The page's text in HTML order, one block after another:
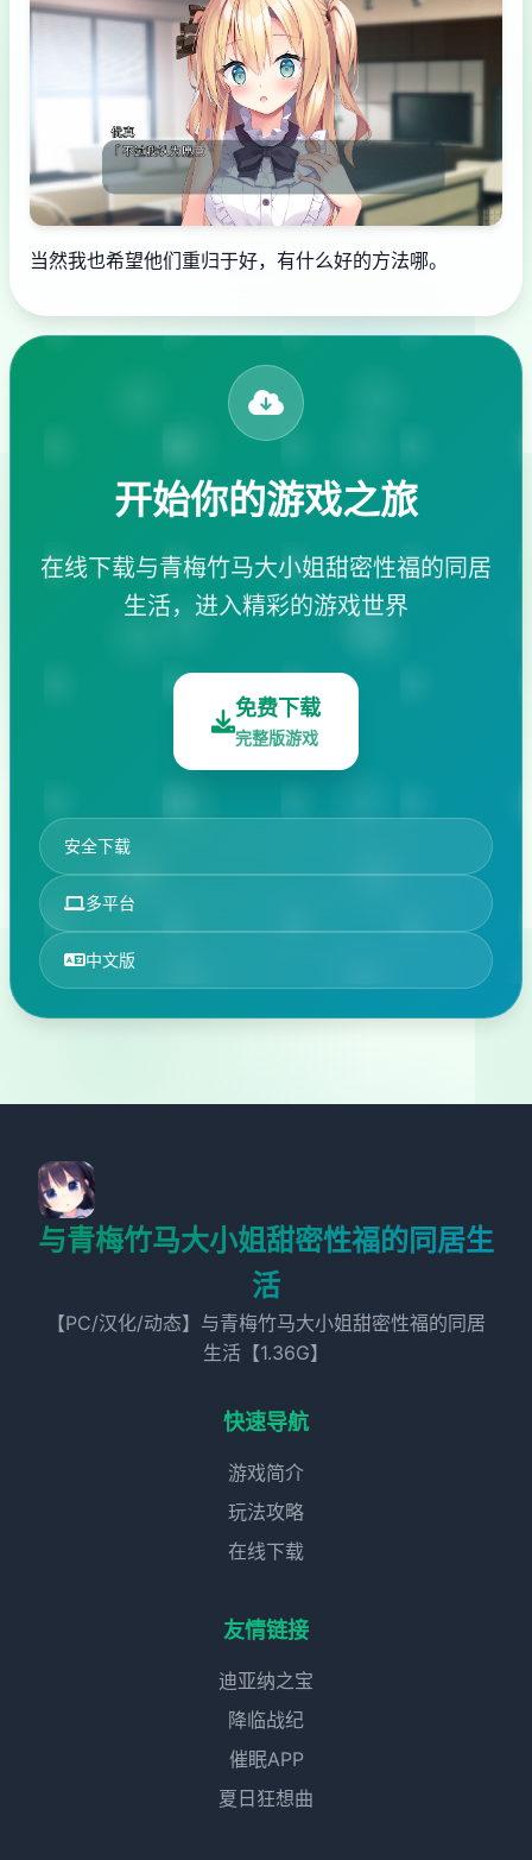
当然我也希望他们重归于好，有什么好的方法哪。
开始你的游戏之旅
在线下载与青梅竹马大小姐甜密性福的同居
生活，进入精彩的游戏世界
免费下载
完整版游戏
安全下载
多平台
中文版
与青梅竹马大小姐甜密性福的同居生
活
【PC/汉化/动态】与青梅竹马大小姐甜密性福的同居
生活【1.36G】
快速导航
游戏简介
玩法攻略
在线下载
友情链接
迪亚纳之宝
降临战纪
催眠APP
夏日狂想曲